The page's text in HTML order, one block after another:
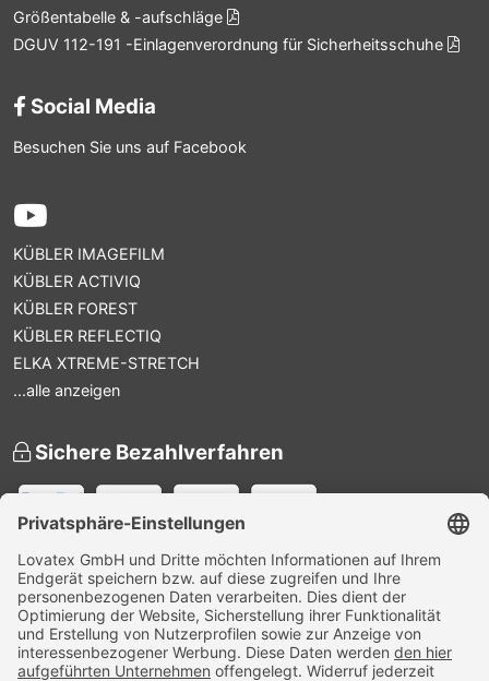
Größentabelle & -aufschläge
DGUV 112-191 -Einlagenverordnung für Sicherheitsschuhe
Social Media
Besuchen Sie uns auf Facebook
KÜBLER IMAGEFILM
KÜBLER ACTIVIQ
KÜBLER FOREST
KÜBLER REFLECTIQ
ELKA XTREME-STRETCH
...alle anzeigen
Sichere Bezahlverfahren
Versandpartner